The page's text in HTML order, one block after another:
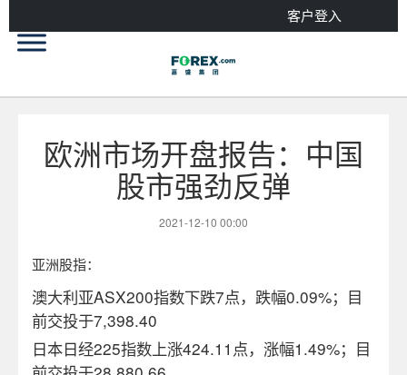
客户登入
欧洲市场开盘报告：中国
股市强劲反弹
2021-12-10 00:00
亚洲股指：
澳大利亚ASX200指数下跌7点， 跌幅0.09%； 目
前交投于7,398.40
日本日经225指数上涨424.11点，涨幅1.49%； 目